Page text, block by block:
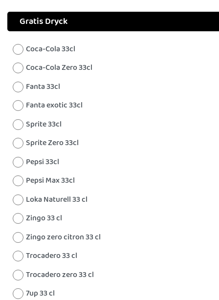
Gratis Dryck
Coca-Cola 33cl
Coca-Cola Zero 33cl
Fanta 33cl
Fanta exotic 33cl
Sprite 33cl
Sprite Zero 33cl
Pepsi 33cl
Pepsi Max 33cl
Loka Naturell 33 cl
Zingo 33 cl
Zingo zero citron 33 cl
Trocadero 33 cl
Trocadero zero 33 cl
7up 33 cl